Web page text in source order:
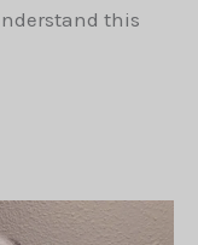
this